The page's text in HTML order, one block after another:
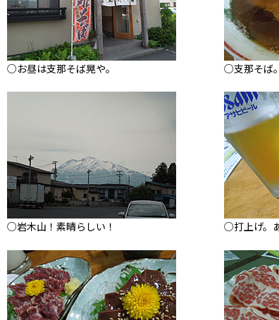
○お昼は支那そば晃や。 ○支那そば
○岩木山！素晴らしい！ ○打上げ。